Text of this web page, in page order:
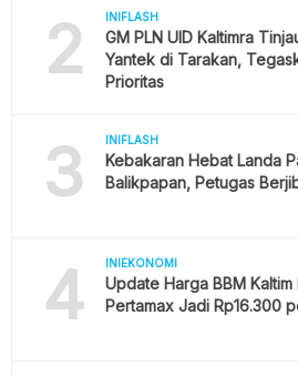
2 INIFLASH
GM PLN UID Kaltimra
Yantek di Tarakan,
Prioritas
3 INIFLASH
Kebakaran Hebat Landa
Balikpapan, Petugas
4 INIEKONOMI
Update Harga BBM Kaltim
Pertamax Jadi Rp16.300